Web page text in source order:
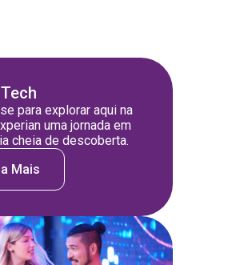
para explorar aqui na
uma jornada em
cheia de descoberta.
Mais